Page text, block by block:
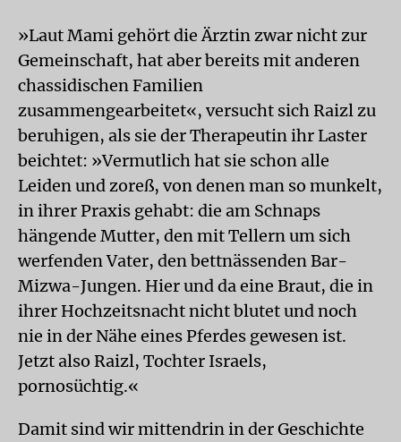
»Laut Mami gehört die Ärztin zwar nicht zur
Gemeinschaft, hat aber bereits mit anderen
chassidischen Familien
zusammengearbeitet«, versucht sich Raizl zu
beruhigen, als sie der Therapeutin ihr Laster
beichtet: »Vermutlich hat sie schon alle
Leiden und zoreß, von denen man so munkelt,
in ihrer Praxis gehabt: die am Schnaps
hängende Mutter, den mit Tellern um sich
werfenden Vater, den bettnässenden Bar-
Mizwa-Jungen. Hier und da eine Braut, die in
ihrer Hochzeitsnacht nicht blutet und noch
nie in der Nähe eines Pferdes gewesen ist.
Jetzt also Raizl, Tochter Israels,
pornosüchtig.«
Damit sind wir mittendrin in der Geschichte